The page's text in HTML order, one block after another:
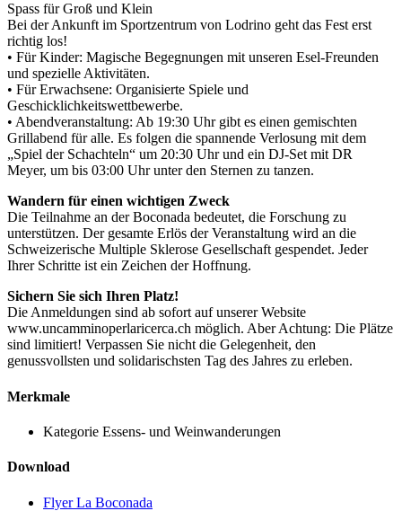
Spass für Groß und Klein
Bei der Ankunft im Sportzentrum von Lodrino geht das Fest erst
richtig los!
• Für Kinder: Magische Begegnungen mit unseren Esel-Freunden
und spezielle Aktivitäten.
• Für Erwachsene: Organisierte Spiele und
Geschicklichkeitswettbewerbe.
• Abendveranstaltung: Ab 19:30 Uhr gibt es einen gemischten
Grillabend für alle. Es folgen die spannende Verlosung mit dem
„Spiel der Schachteln“ um 20:30 Uhr und ein DJ-Set mit DR
Meyer, um bis 03:00 Uhr unter den Sternen zu tanzen.
Wandern für einen wichtigen Zweck
Die Teilnahme an der Boconada bedeutet, die Forschung zu
unterstützen. Der gesamte Erlös der Veranstaltung wird an die
Schweizerische Multiple Sklerose Gesellschaft gespendet. Jeder
Ihrer Schritte ist ein Zeichen der Hoffnung.
Sichern Sie sich Ihren Platz!
Die Anmeldungen sind ab sofort auf unserer Website
www.uncamminoperlaricerca.ch möglich. Aber Achtung: Die Plätze
sind limitiert! Verpassen Sie nicht die Gelegenheit, den
genussvollsten und solidarischsten Tag des Jahres zu erleben.
Merkmale
Kategorie Essens- und Weinwanderungen
Download
Flyer La Boconada